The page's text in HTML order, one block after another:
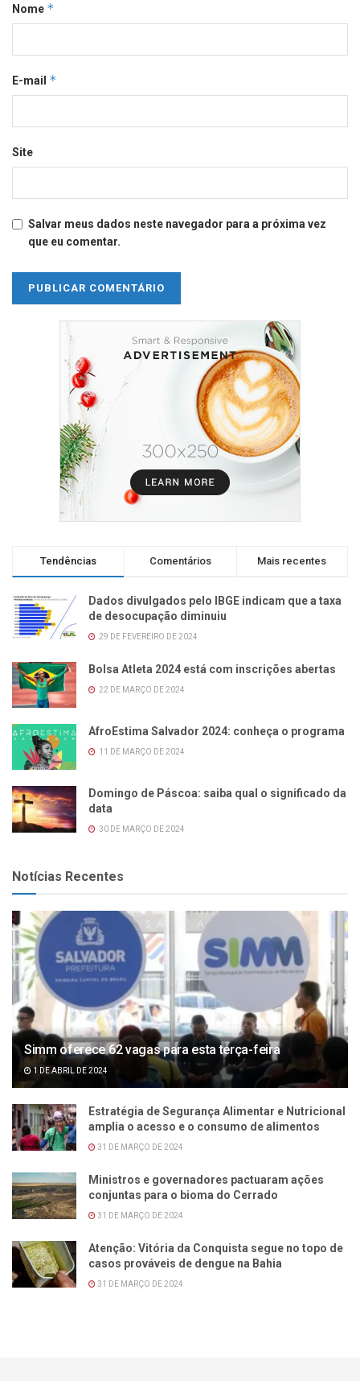
Nome *
E-mail *
Site
Salvar meus dados neste navegador para a próxima vez
que eu comentar.
Tendências Comentários Mais recentes
Dados divulgados pelo IBGE indicam que a taxa
de desocupação diminuiu
29 DE FEVEREIRO DE 2024
Bolsa Atleta 2024 está com inscrições abertas
22 DE MARÇO DE 2024
AfroEstima Salvador 2024: conheça o programa
11 DE MARÇO DE 2024
Domingo de Páscoa: saiba qual o significado da
data
30 DE MARÇO DE 2024
Notícias Recentes
Simm oferece 62 vagas para esta terça-feira
1 DE ABRIL DE 2024
Estratégia de Segurança Alimentar e Nutricional
amplia o acesso e o consumo de alimentos
31 DE MARÇO DE 2024
Ministros e governadores pactuaram ações
conjuntas para o bioma do Cerrado
31 DE MARÇO DE 2024
Atenção: Vitória da Conquista segue no topo de
casos prováveis de dengue na Bahia
31 DE MARÇO DE 2024